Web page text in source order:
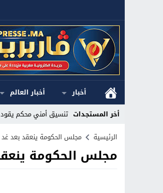
أخبار أخبار العالم
أخر المستجدات تنسيق أمني محكم يقود
Stop
Previous
الرئيسية مجلس الحكومة ينعقد بعد غد
مجلس الحكومة